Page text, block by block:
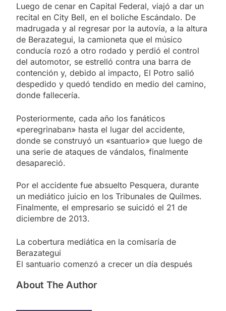
Luego de cenar en Capital Federal, viajó a dar un
recital en City Bell, en el boliche Escándalo. De
madrugada y al regresar por la autovía, a la altura
de Berazategui, la camioneta que el músico
conducía rozó a otro rodado y perdió el control
del automotor, se estrelló contra una barra de
contención y, debido al impacto, El Potro salió
despedido y quedó tendido en medio del camino,
donde fallecería.
Posteriormente, cada año los fanáticos
«peregrinaban» hasta el lugar del accidente,
donde se construyó un «santuario» que luego de
una serie de ataques de vándalos, finalmente
desapareció.
Por el accidente fue absuelto Pesquera, durante
un mediático juicio en los Tribunales de Quilmes.
Finalmente, el empresario se suicidó el 21 de
diciembre de 2013.
La cobertura mediática en la comisaría de
Berazategui
El santuario comenzó a crecer un día después
About The Author